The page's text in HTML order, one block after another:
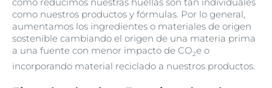
como nuestros productos y fórmulas. Por lo general,
aumentamos los ingredientes o materiales de origen
sostenible cambiando el origen de una materia prima
a una fuente con menor impacto de CO2e o
incorporando material reciclado a nuestros productos.